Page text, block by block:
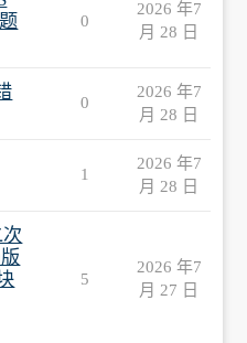
0
2026 年7
月 28 日
0
2026 年7
月 28 日
1
2026 年7
月 28 日
5
2026 年7
月 27 日